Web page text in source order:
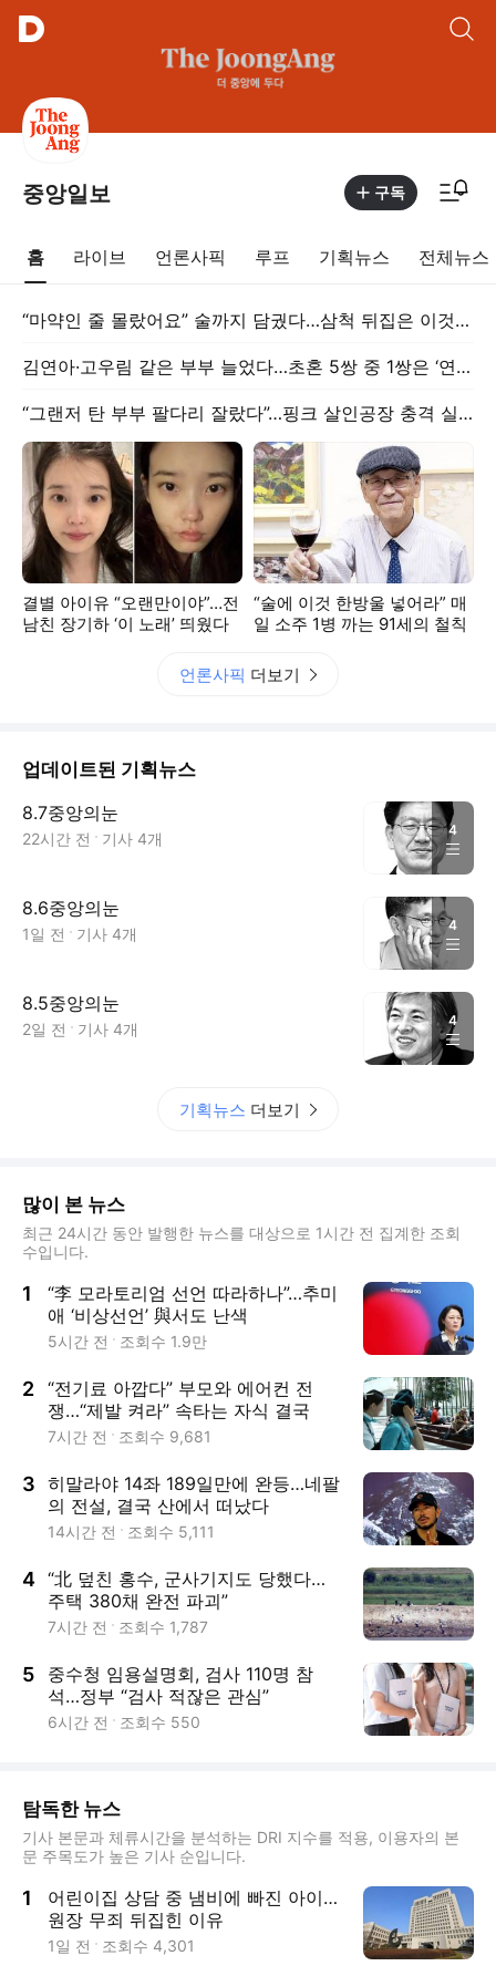
중앙일보 구독
홈 라이브 언론사픽 루프 기획뉴스 전체뉴스
“마약인 줄 몰랐어요” 술까지 담궜다…삼척 뒤집은 이것 정체
김연아·고우림 같은 부부 늘었다…초혼 5쌍 중 1쌍은 ‘연상연하’
“그랜저 탄 부부 팔다리 잘랐다”…핑크 살인공장 충격 실체
결별 아이유 “오랜만이야”…전
남친 장기하 ‘이 노래’ 띄웠다
“술에 이것 한방울 넣어라” 매
일 소주 1병 까는 91세의 철칙
언론사픽 더보기
업데이트된 기획뉴스
8.7중앙의눈
22시간 전 기사 4개 4
8.6중앙의눈
1일 전 기사 4개 4
8.5중앙의눈
2일 전 기사 4개 4
기획뉴스 더보기
많이 본 뉴스
최근 24시간 동안 발행한 뉴스를 대상으로 1시간 전 집계한 조회
수입니다.
1
“李 모라토리엄 선언 따라하나”…추미
애 ‘비상선언’ 與서도 난색
5시간 전 조회수 1.9만
2 “전기료 아깝다” 부모와 에어컨 전
쟁…“제발 켜라” 속타는 자식 결국
7시간 전 조회수 9,681
3 히말라야 14좌 189일만에 완등…네팔
의 전설, 결국 산에서 떠났다
14시간 전 조회수 5,111
4 “北 덮친 홍수, 군사기지도 당했다…
주택 380채 완전 파괴”
7시간 전 조회수 1,787
5
중수청 임용설명회, 검사 110명 참
석…정부 “검사 적잖은 관심”
6시간 전 조회수 550
탐독한 뉴스
기사 본문과 체류시간을 분석하는 DRI 지수를 적용, 이용자의 본
문 주목도가 높은 기사 순입니다.
1
어린이집 상담 중 냄비에 빠진 아이…
원장 무죄 뒤집힌 이유
1일 전 조회수 4,301